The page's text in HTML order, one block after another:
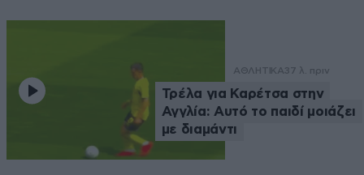
ΑΘΛΗΤΙΚΑ37 λ. πριν
Τρέλα για Καρέτσα στην
Αγγλία: Αυτό το παιδί μοιάζει
με διαμάντι